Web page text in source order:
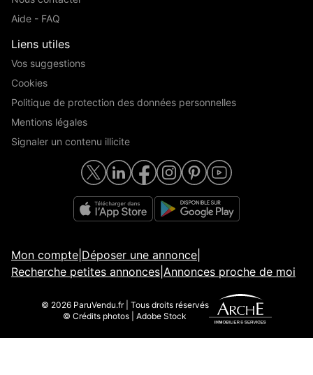
Aide - FAQ
Liens utiles
Vos suggestions
Cookies
Politique de protection des données personnelles
Mentions légales
Signaler un contenu illicite
Mon compte Déposer une annonce
Recherche petites annonces Annonces proche de moi
© 2026 ParuVendu.fr | Tous droits réservés
© Crédits photos | Adobe Stock